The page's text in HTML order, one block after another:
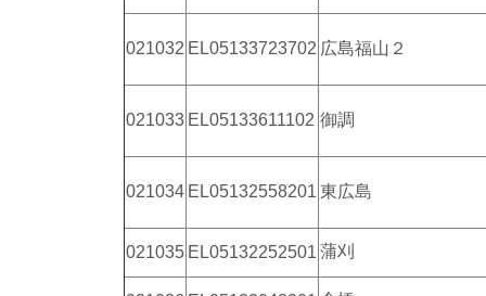
021032 EL05133723702 広島福山２
021033 EL05133611102 御調
021034 EL05132558201 東広島
021035 EL05132252501 蒲刈